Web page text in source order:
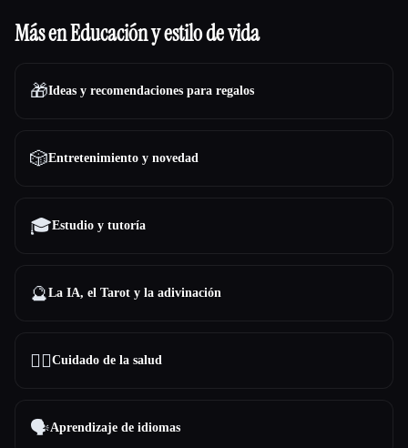
Más en Educación y estilo de vida
🎁Ideas y recomendaciones para regalos
🎲Entretenimiento y novedad
🎓Estudio y tutoría
🔮La IA, el Tarot y la adivinación
👩‍⚕️Cuidado de la salud
🗣️Aprendizaje de idiomas